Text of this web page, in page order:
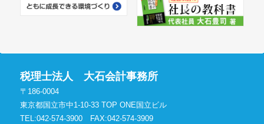
税理士法人 大石会計事務所
〒186-0004
東京都国立市中1-10-33 TOP ONE国立ビル
TEL:042-574-3900
FAX:042-574-3909